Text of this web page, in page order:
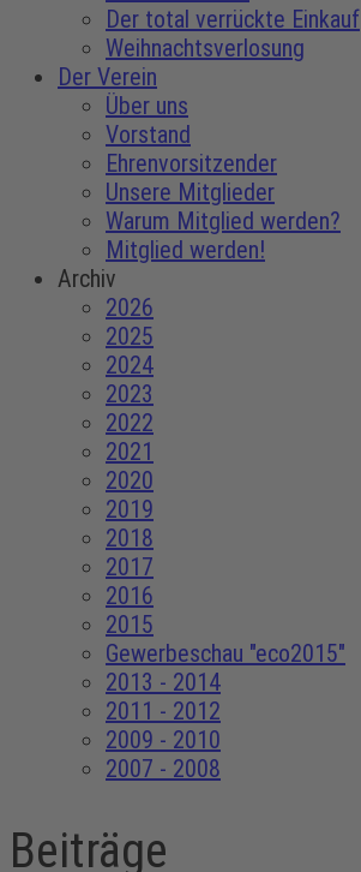
Der total verrückte Einkauf
Weihnachtsverlosung
Der Verein
Über uns
Vorstand
Ehrenvorsitzender
Unsere Mitglieder
Warum Mitglied werden?
Mitglied werden!
Archiv
2026
2025
2024
2023
2022
2021
2020
2019
2018
2017
2016
2015
Gewerbeschau "eco2015"
2013 - 2014
2011 - 2012
2009 - 2010
2007 - 2008
Beiträge